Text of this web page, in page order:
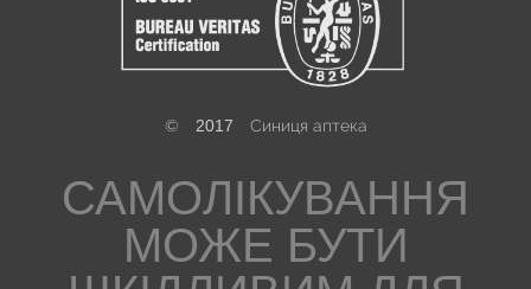
© 2017 Синиця аптека
САМОЛІКУВАННЯ
МОЖЕ БУТИ